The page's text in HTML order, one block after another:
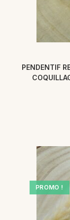
PENDENTIF
PROMO !